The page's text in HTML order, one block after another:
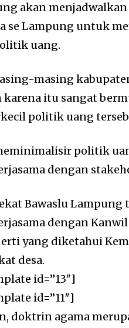
akan
se Lampung untuk
uang.
masing
karena itu sangat
politik uang
politik
dengan
Bawaslu Lampung
dengan
yang diketahui
desa.
id=”13″]
id=”11″]
doktrin agama